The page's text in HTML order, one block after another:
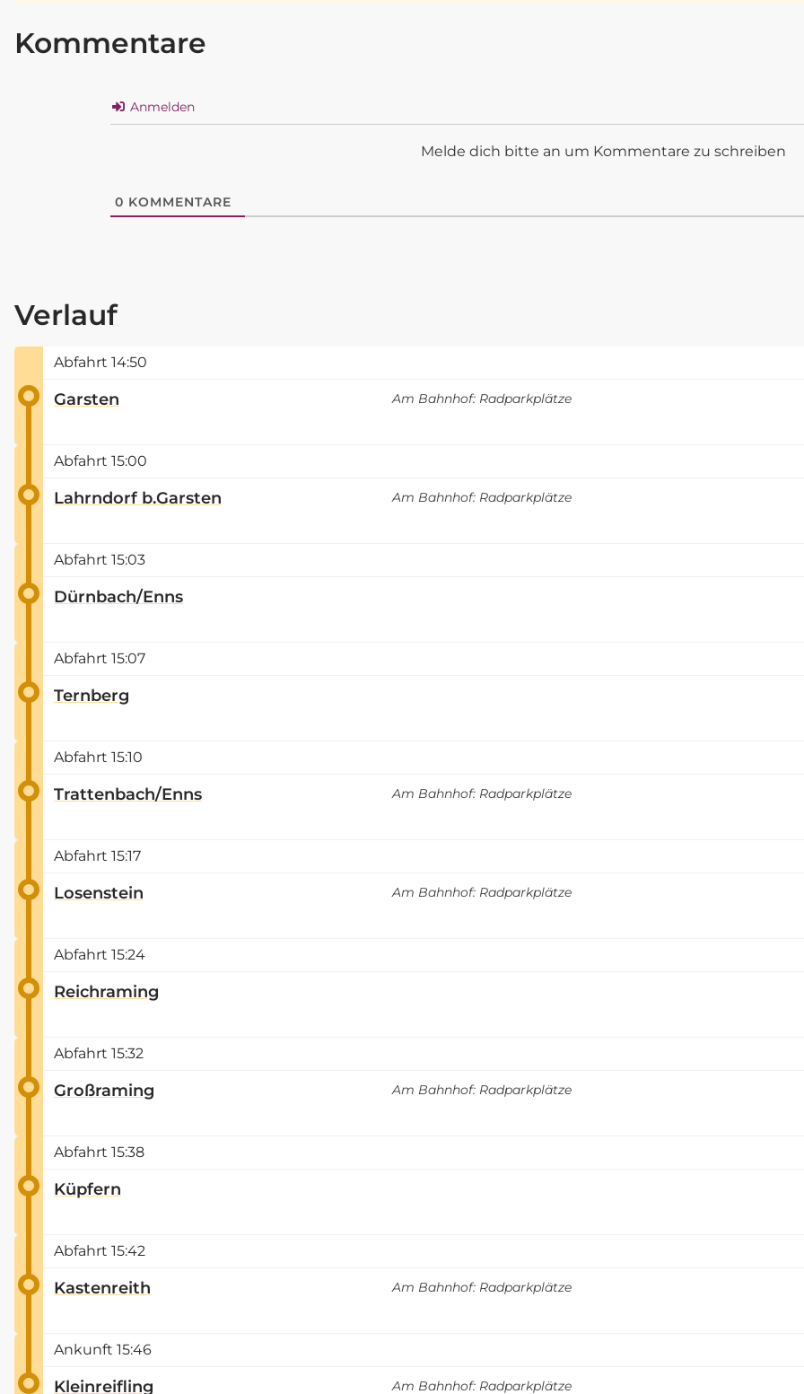
Kommentare
Anmelden
Melde dich bitte an um Kommentare zu schreiben
0 KOMMENTARE
Verlauf
Abfahrt 14:50
Garsten
Am Bahnhof: Radparkplätze
Abfahrt 15:00
Lahrndorf b.Garsten
Am Bahnhof: Radparkplätze
Abfahrt 15:03
Dürnbach/Enns
Abfahrt 15:07
Ternberg
Abfahrt 15:10
Trattenbach/Enns
Am Bahnhof: Radparkplätze
Abfahrt 15:17
Losenstein
Am Bahnhof: Radparkplätze
Abfahrt 15:24
Reichraming
Abfahrt 15:32
Großraming
Am Bahnhof: Radparkplätze
Abfahrt 15:38
Küpfern
Abfahrt 15:42
Kastenreith
Am Bahnhof: Radparkplätze
Ankunft 15:46
Kleinreifling Am Bahnhof: Radparkplätze